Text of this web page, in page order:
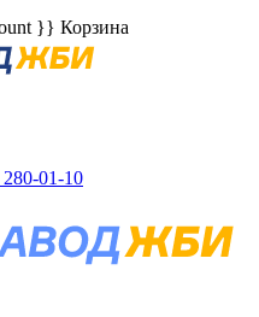
}} Корзина
01-10